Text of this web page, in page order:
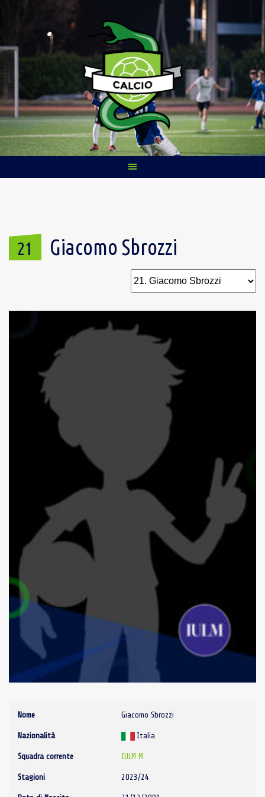
21 Giacomo Sbrozzi
Nome Giacomo Sbrozzi
Nazionalità Italia
Squadra corrente IULM M
Stagioni 2023/24